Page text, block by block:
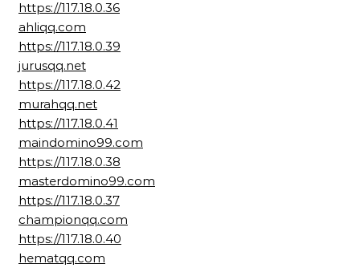
https://117.18.0.36
ahliqq.com
https://117.18.0.39
jurusqq.net
https://117.18.0.42
murahqq.net
https://117.18.0.41
maindomino99.com
https://117.18.0.38
masterdomino99.com
https://117.18.0.37
championqq.com
https://117.18.0.40
hematqq.com